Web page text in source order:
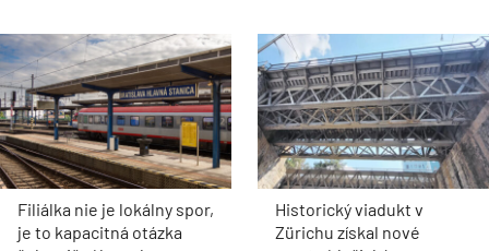
Filiálka nie je lokálny spor,
je to kapacitná otázka
Historický viadukt v
Zürichu získal nové